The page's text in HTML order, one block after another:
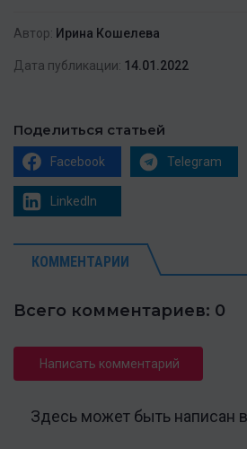
Автор: Ирина Кошелева
Дата публикации: 14.01.2022
Поделиться статьей
Facebook Telegram
LinkedIn
КОММЕНТАРИИ
Всего комментариев: 0
Написать комментарий
Здесь может быть написан